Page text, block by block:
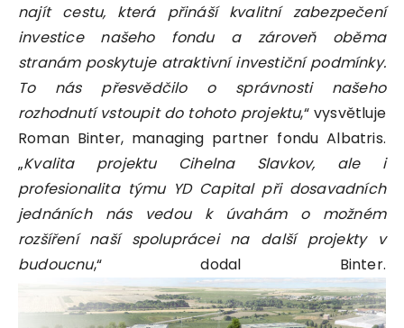
najít cestu, která přináší kvalitní zabezpečení
investice našeho fondu a zároveň oběma
stranám poskytuje atraktivní investiční podmínky.
To nás přesvědčilo o správnosti našeho
rozhodnutí vstoupit do tohoto projektu,“ vysvětluje
Roman Binter, managing partner fondu Albatris.
„Kvalita projektu Cihelna Slavkov, ale i
profesionalita týmu YD Capital při dosavadních
jednáních nás vedou k úvahám o možném
rozšíření naší spoluprácei na další projekty v
budoucnu,“ dodal Binter.